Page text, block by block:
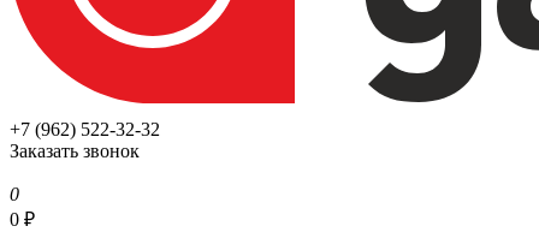
+7 (962) 522-32-32
Заказать звонок
0
0 ₽